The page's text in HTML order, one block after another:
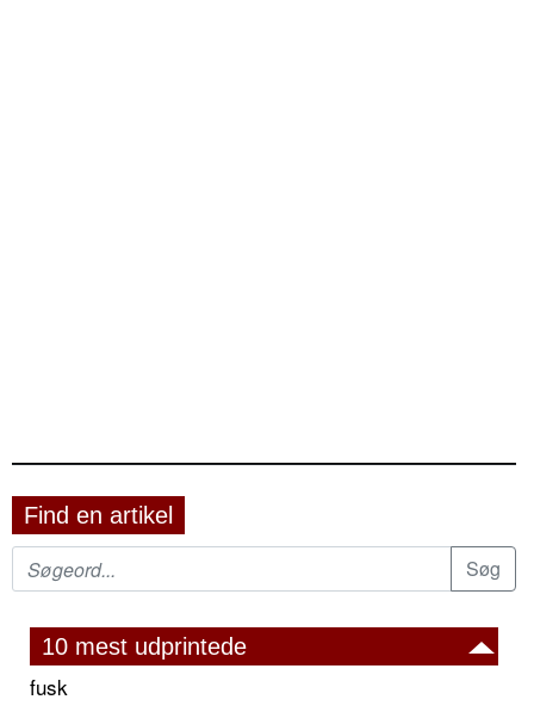
Find en artikel
10 mest udprintede
fusk